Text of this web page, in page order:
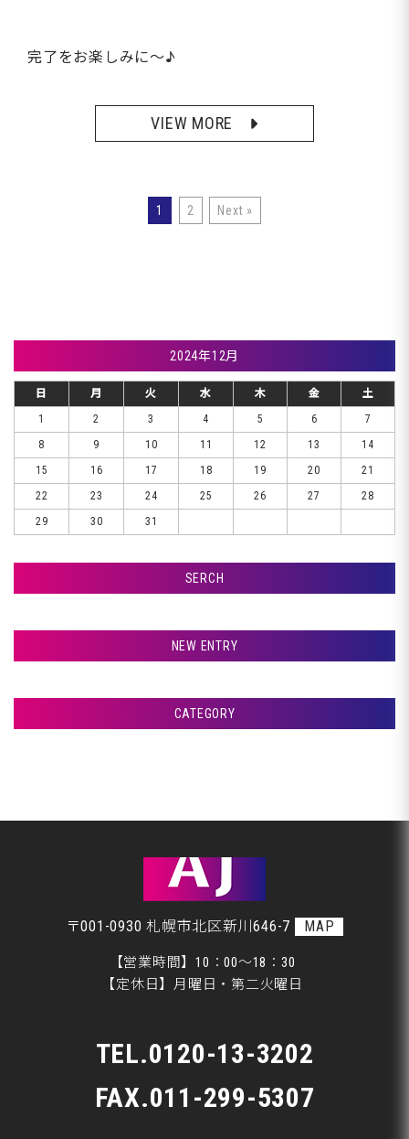
完了をお楽しみに～♪
VIEW MORE
1 2 Next »
2024年12月
日 月 火 水 木 金
土
1
2 3 4 5 6
7
8
9 10 11 12 13
14
15
16 17 18 19 20
21
22
23 24 25 26 27
28
29
30 31
SERCH
NEW ENTRY
千歳市Ｋ様、車検です♪
札幌市Ｗ様、ピットＩＮです♪
CATEGORY
美装
〒001-0930 札幌市北区新川646-7 MAP
【営業時間】10：00～18：30
【定休日】月曜日・第二火曜日
TEL.0120-13-3202
FAX.011-299-5307